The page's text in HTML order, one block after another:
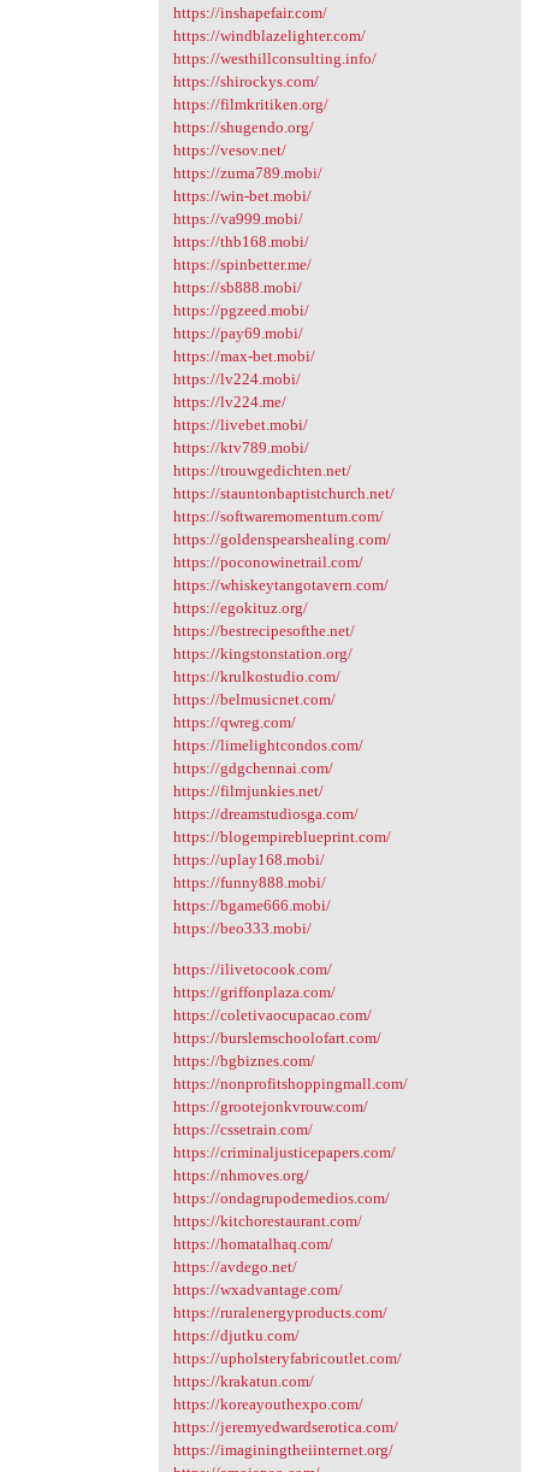
https://inshapefair.com/
https://windblazelighter.com/
https://westhillconsulting.info/
https://shirockys.com/
https://filmkritiken.org/
https://shugendo.org/
https://vesov.net/
https://zuma789.mobi/
https://win-bet.mobi/
https://va999.mobi/
https://thb168.mobi/
https://spinbetter.me/
https://sb888.mobi/
https://pgzeed.mobi/
https://pay69.mobi/
https://max-bet.mobi/
https://lv224.mobi/
https://lv224.me/
https://livebet.mobi/
https://ktv789.mobi/
https://trouwgedichten.net/
https://stauntonbaptistchurch.net/
https://softwaremomentum.com/
https://goldenspearshealing.com/
https://poconowinetrail.com/
https://whiskeytangotavern.com/
https://egokituz.org/
https://bestrecipesofthe.net/
https://kingstonstation.org/
https://krulkostudio.com/
https://belmusicnet.com/
https://qwreg.com/
https://limelightcondos.com/
https://gdgchennai.com/
https://filmjunkies.net/
https://dreamstudiosga.com/
https://blogempireblueprint.com/
https://uplay168.mobi/
https://funny888.mobi/
https://bgame666.mobi/
https://beo333.mobi/
https://ilivetocook.com/
https://griffonplaza.com/
https://coletivaocupacao.com/
https://burslemschoolofart.com/
https://bgbiznes.com/
https://nonprofitshoppingmall.com/
https://grootejonkvrouw.com/
https://cssetrain.com/
https://criminaljusticepapers.com/
https://nhmoves.org/
https://ondagrupodemedios.com/
https://kitchorestaurant.com/
https://homatalhaq.com/
https://avdego.net/
https://wxadvantage.com/
https://ruralenergyproducts.com/
https://djutku.com/
https://upholsteryfabricoutlet.com/
https://krakatun.com/
https://koreayouthexpo.com/
https://jeremyedwardserotica.com/
https://imaginingtheiinternet.org/